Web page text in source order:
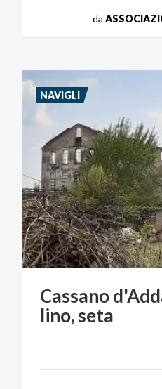
da
Cassano
lino,seta
NAVIGLI